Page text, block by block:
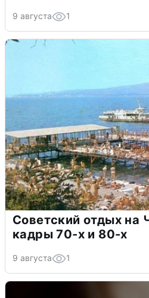
9 августа 1
Советский отдых на
кадры 70-х и 80-х
9 августа 1